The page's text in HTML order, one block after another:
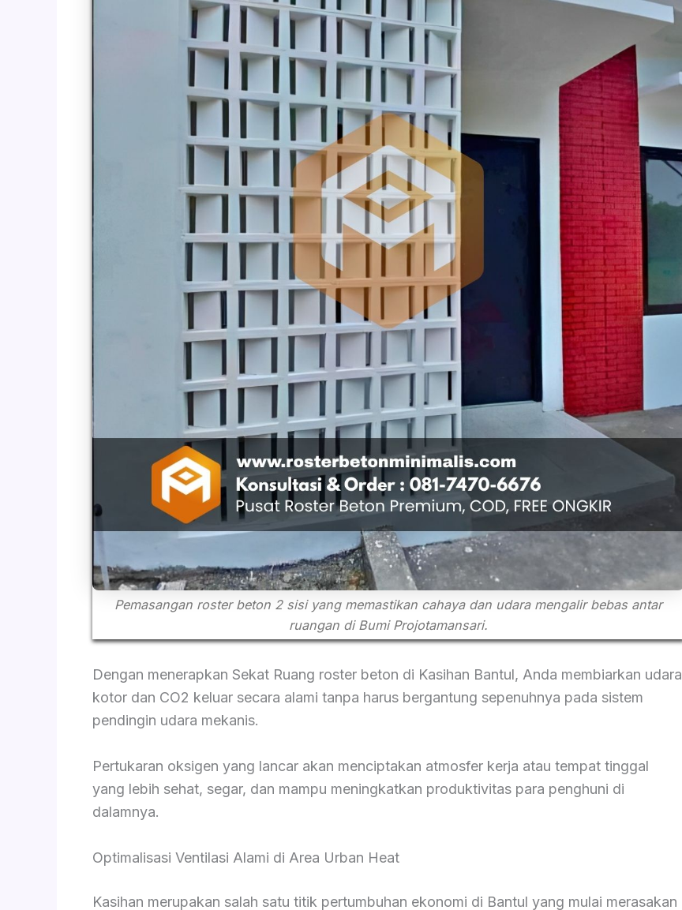
Pemasangan roster beton 2 sisi yang memastikan cahaya dan udara mengalir bebas antar
ruangan di Bumi Projotamansari.
Dengan menerapkan Sekat Ruang roster beton di Kasihan Bantul, Anda membiarkan udara
kotor dan CO2 keluar secara alami tanpa harus bergantung sepenuhnya pada sistem
pendingin udara mekanis.
Pertukaran oksigen yang lancar akan menciptakan atmosfer kerja atau tempat tinggal
yang lebih sehat, segar, dan mampu meningkatkan produktivitas para penghuni di
dalamnya.
Optimalisasi Ventilasi Alami di Area Urban Heat
Kasihan merupakan salah satu titik pertumbuhan ekonomi di Bantul yang mulai merasakan